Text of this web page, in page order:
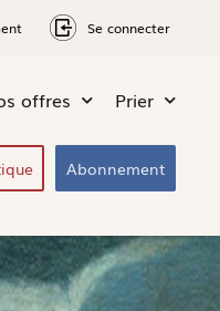
Se connecter
offres Prier
Abonnement